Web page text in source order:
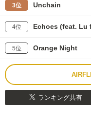
3位 Unchain
4位 Echoes (feat. Lu
5位 Orange Night
ランキング共有